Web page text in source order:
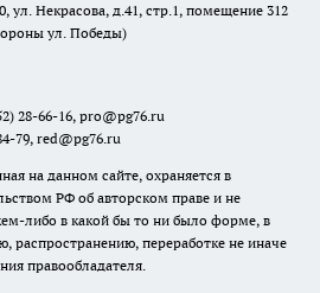
ул. Некрасова, д.41, стр.1, помещение 312
ул. Победы)
28-66-16, pro@pg76.ru
79, red@pg76.ru
на данном сайте, охраняется в
РФ об авторском праве и не
либо в какой бы то ни было форме, в
распространению, переработке не иначе
правообладателя.